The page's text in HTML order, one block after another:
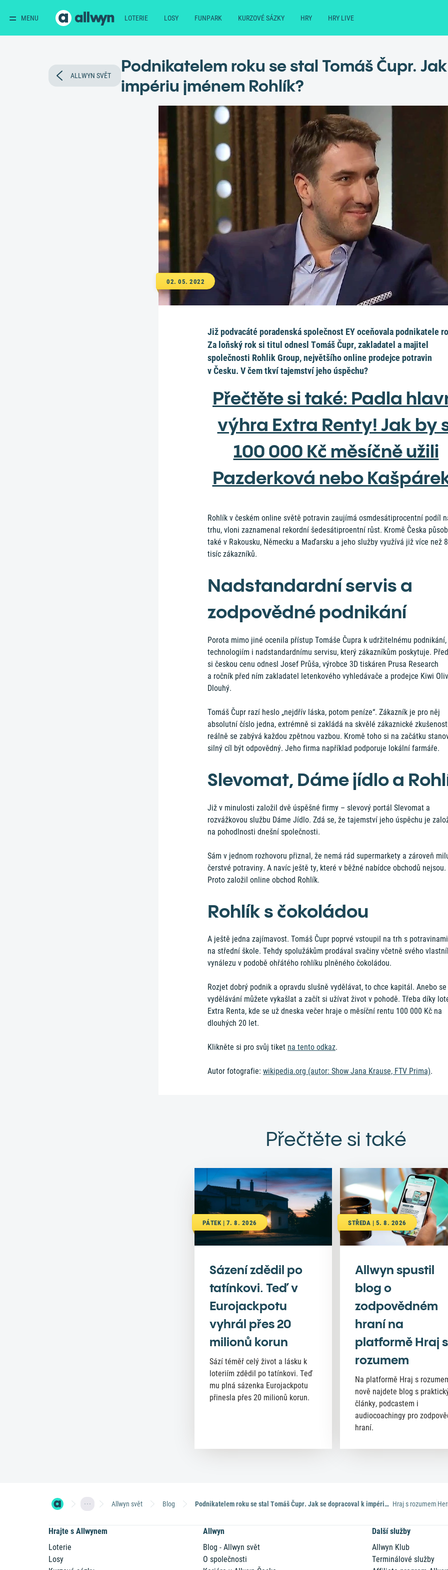
MENU LOTERIE LOSY FUNPARK KURZOVÉ SÁZKY HRY HRY LIVE
ALLWYN SVĚT
Podnikatelem roku se stal Tomáš Čupr.
impériu jménem Rohlík?
02. 05. 2022
Již podvacáté poradenská společnost EY oceňovala podnikatele
Za loňský rok si titul odnesl Tomáš Čupr, zakladatel a majitel
společnosti Rohlik Group, největšího online prodejce potravin
v Česku. V čem tkví tajemství jeho úspěchu?
Přečtěte si také: Padla
výhra Extra Renty! Jak by
100 000 Kč měsíčně užili
Pazderková nebo
Rohlík v českém online světě potravin zaujímá osmdesátiprocentní podíl
trhu, vloni zaznamenal rekordní šedesátiproentní růst. Kromě Česka
také v Rakousku, Německu a Maďarsku a jeho služby využívá již více než
tisíc zákazníků.
Nadstandardní servis a
zodpovědné podnikání
Porota mimo jiné ocenila přístup Tomáše Čupra k udržitelnému podnikání,
technologiím i nadstandardnímu servisu, který zákazníkům poskytuje.
si českou cenu odnesl Josef Průša, výrobce 3D tiskáren Prusa Research
a ročník před ním zakladatel letenkového vyhledávače a prodejce Kiwi
Dlouhý.
Tomáš Čupr razí heslo „nejdřív láska, potom peníze“. Zákazník je pro něj
absolutní číslo jedna, extrémně si zakládá na skvělé zákaznické
reálně se zabývá každou zpětnou vazbou. Kromě toho si na začátku
silný cíl být odpovědný. Jeho firma například podporuje lokální farmáře.
Slevomat, Dáme jídlo a
Již v minulosti založil dvě úspěšné firmy – slevový portál Slevomat a
rozvážkovou službu Dáme Jídlo. Zdá se, že tajemství jeho úspěchu je
na pohodlnosti dnešní společnosti.
Sám v jednom rozhovoru přiznal, že nemá rád supermarkety a zároveň
čerstvé potraviny. A navíc ještě ty, které v běžné nabídce obchodů nejsou.
Proto založil online obchod Rohlík.
Rohlík s čokoládou
A ještě jedna zajímavost. Tomáš Čupr poprvé vstoupil na trh s
na střední škole. Tehdy spolužákům prodával svačiny včetně svého
vynálezu v podobě ohřátého rohlíku plněného čokoládou.
Rozjet dobrý podnik a opravdu slušně vydělávat, to chce kapitál. Anebo se
vydělávání můžete vykašlat a začít si užívat život v pohodě. Třeba díky
Extra Renta, kde se už dneska večer hraje o měsíční rentu 100 000 Kč na
dlouhých 20 let.
Klikněte si pro svůj tiket na tento odkaz.
Autor fotografie: wikipedia.org (autor: Show Jana Krause, FTV Prima).
Přečtěte si také
PÁTEK | 7. 8. 2026
Sázení zdědil po
tatínkovi. Teď v
Eurojackpotu
vyhrál přes 20
milionů korun
Sází téměř celý život a lásku k
loteriím zdědil po tatínkovi. Teď
mu plná sázenka Eurojackpotu
přinesla přes 20 milionů korun.
STŘEDA | 5. 8. 2026
Allwyn spustil
blog o
zodpovědném
hraní na
platformě Hraj s
rozumem
Na platformě Hraj s
nově najdete blog s
články, podcastem i
audiocoachingy pro
hraní.
Allwyn svět Blog Podnikatelem roku se stal Tomáš Čupr. Jak se dopracoval k impériu jménem Rohlík? Hraj s rozumem
Hrajte s Allwynem
Loterie
Losy
Allwyn
Blog - Allwyn svět
O společnosti
Další služby
Allwyn Klub
Terminálové služby